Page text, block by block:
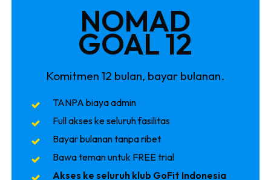
NOMAD
GOAL 12
Komitmen 12 bulan, bayar bulanan.
TANPA biaya admin
Full akses ke seluruh fasilitas
Bayar bulanan tanpa ribet
Bawa teman untuk FREE trial
Akses ke seluruh klub GoFit Indonesia